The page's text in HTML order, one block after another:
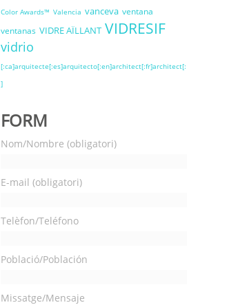
Color Awards™ Valencia vanceva ventana
ventanas VIDRE AÏLLANT VIDRESIF
vidrio
[:ca]arquitecte[:es]arquitecto[:en]architect[:fr]architect[:
]
FORM
Nom/Nombre (obligatori)
E-mail (obligatori)
Telèfon/Teléfono
Població/Población
Missatge/Mensaje